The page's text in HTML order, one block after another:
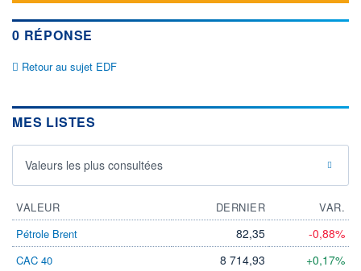
DIVIDENDE
-
ÉLIGIBILITÉ
SRD
Boursobank
0 RÉPONSE
Retour au sujet EDF
MES LISTES
Valeurs les plus consultées
VALEUR DERNIER
VAR.
Pétrole Brent
82,35 -0,88%
CAC 40 8 714,93 +0,17%